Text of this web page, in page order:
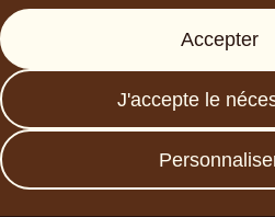
Accepter
J'accepte le
Presse
FAQs
Data protection
Imprint